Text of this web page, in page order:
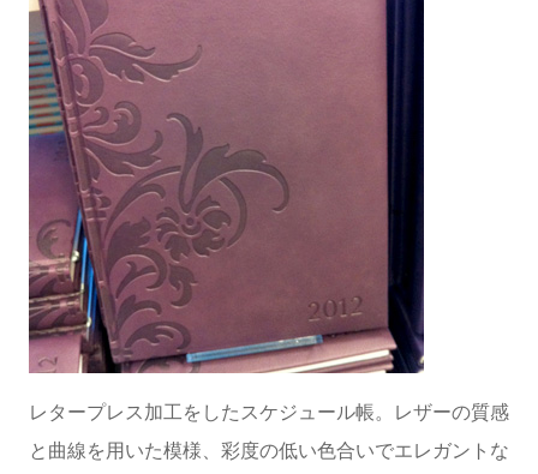
レタープレス加工をしたスケジュール帳。レザーの質感
と曲線を用いた模様、彩度の低い色合いでエレガントな